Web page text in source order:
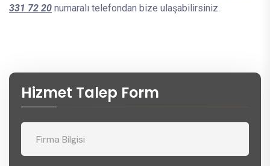
331 72 20 numaralı telefondan bize ulaşabilirsiniz.
Hizmet Talep Form